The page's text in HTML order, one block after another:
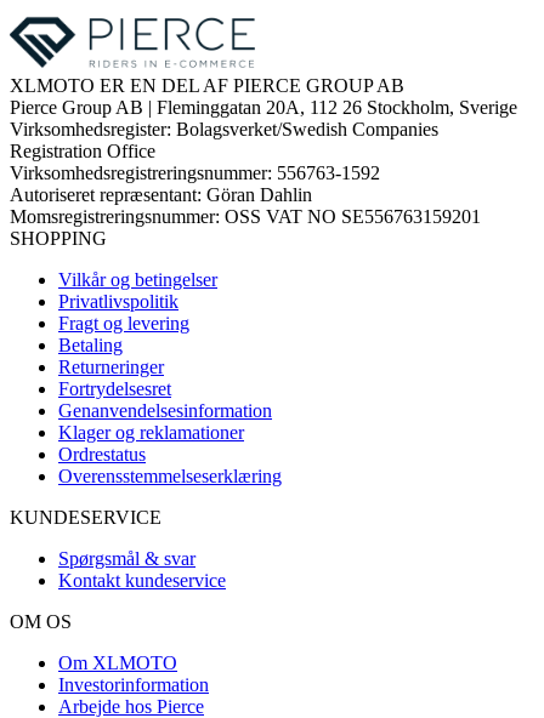
XLMOTO ER EN DEL AF PIERCE GROUP AB
Pierce Group AB | Fleminggatan 20A, 112 26 Stockholm, Sverige
Virksomhedsregister: Bolagsverket/Swedish Companies
Registration Office
Virksomhedsregistreringsnummer: 556763-1592
Autoriseret repræsentant: Göran Dahlin
Momsregistreringsnummer: OSS VAT NO SE556763159201
SHOPPING
Vilkår og betingelser
Privatlivspolitik
Fragt og levering
Betaling
Returneringer
Fortrydelsesret
Genanvendelsesinformation
Klager og reklamationer
Ordrestatus
Overensstemmelseserklæring
KUNDESERVICE
Spørgsmål & svar
Kontakt kundeservice
OM OS
Om XLMOTO
Investorinformation
Arbejde hos Pierce